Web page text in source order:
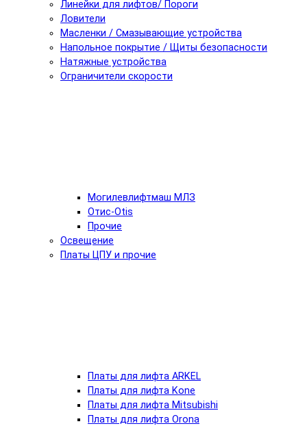
Линейки для лифтов/ Пороги
Ловители
Масленки / Смазывающие устройства
Напольное покрытие / Щиты безопасности
Натяжные устройства
Ограничители скорости
Могилевлифтмаш МЛЗ
Отис-Otis
Прочие
Освещение
Платы ЦПУ и прочие
Платы для лифта ARKEL
Платы для лифта Kone
Платы для лифта Mitsubishi
Платы для лифта Orona